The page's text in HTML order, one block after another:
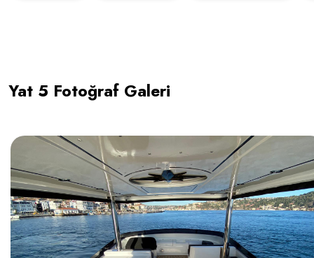
Yat 5 Fotoğraf Galeri